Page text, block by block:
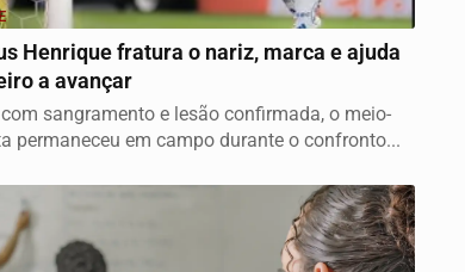
Henrique fratura o nariz, marca e ajuda
a avançar
sangramento e lesão confirmada, o meio-
permaneceu em campo durante o confronto...